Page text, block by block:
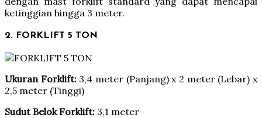
ketinggian hingga 3 meter.
2. FORKLIFT 5 TON
Ukuran Forklift:3,4 meter (Panjang) x 2 meter (Lebar) x
2,5 meter (Tinggi)
Sudut Belok Forklift: 3,1 meter